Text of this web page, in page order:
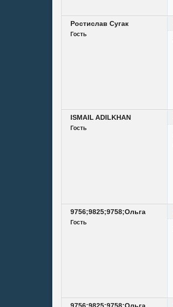
Ростислав Сугак
Гость
ISMAIL ADILKHAN
Гость
9756;9825;9758;Ольга
Гость
9756;9825;9758;Ольга